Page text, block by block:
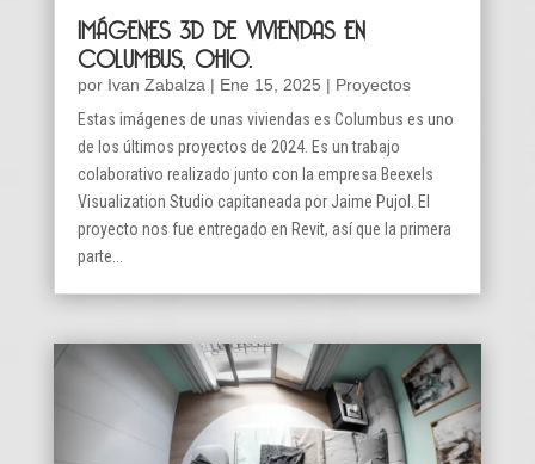
IMÁGENES 3D DE VIVIENDAS EN
COLUMBUS, OHIO.
por Ivan Zabalza | Ene 15, 2025 | Proyectos
Estas imágenes de unas viviendas es Columbus es uno
de los últimos proyectos de 2024. Es un trabajo
colaborativo realizado junto con la empresa Beexels
Visualization Studio capitaneada por Jaime Pujol. El
proyecto nos fue entregado en Revit, así que la primera
parte...